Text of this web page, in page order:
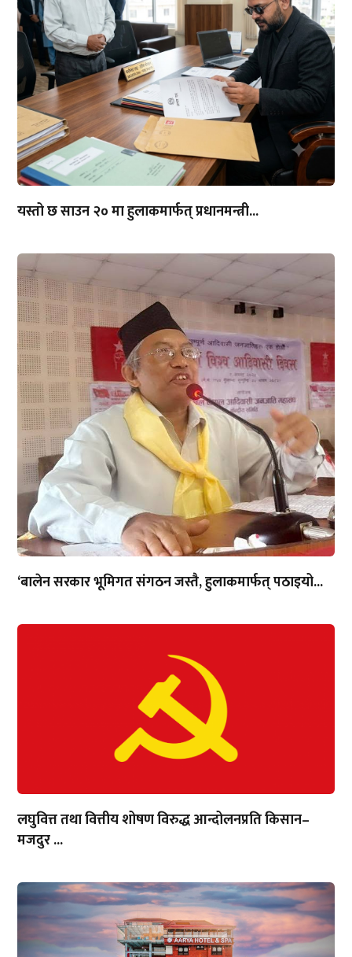
यस्तो छ साउन २० मा हुलाकमार्फत् प्रधानमन्त्री...
‘बालेन सरकार भूमिगत संगठन जस्तै, हुलाकमार्फत् पठाइयो...
लघुवित्त तथा वित्तीय शोषण विरुद्ध आन्दोलनप्रति किसान–
मजदुर ...